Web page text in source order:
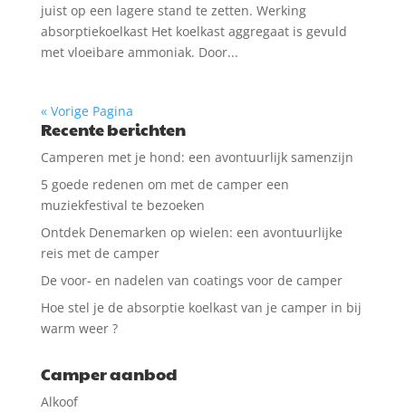
juist op een lagere stand te zetten. Werking
absorptiekoelkast Het koelkast aggregaat is gevuld
met vloeibare ammoniak. Door...
« Vorige Pagina
Recente berichten
Camperen met je hond: een avontuurlijk samenzijn
5 goede redenen om met de camper een
muziekfestival te bezoeken
Ontdek Denemarken op wielen: een avontuurlijke
reis met de camper
De voor- en nadelen van coatings voor de camper
Hoe stel je de absorptie koelkast van je camper in bij
warm weer ?
Camper aanbod
Alkoof